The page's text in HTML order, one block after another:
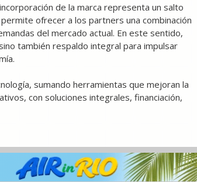
de la marca representa un salto
ofrecer a los partners una combinación
del mercado actual. En este sentido,
también respaldo integral para impulsar
sumando herramientas que mejoran la
con soluciones integrales, financiación,